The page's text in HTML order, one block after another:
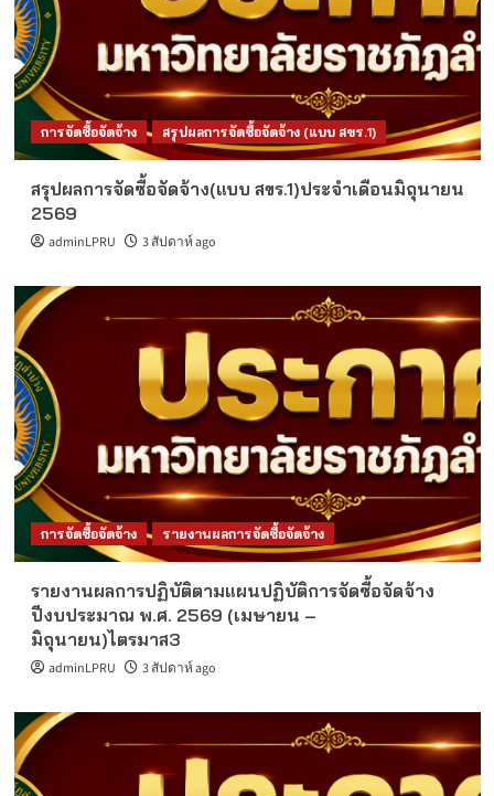
การจัดซื้อจัดจ้าง สรุปผลการจัดซื้อจัดจ้าง (แบบ สขร.1)
สรุปผลการจัดซื้อจัดจ้าง(แบบ สขร.1)ประจำเดือนมิถุนายน
2569
adminLPRU 3 สัปดาห์ ago
การจัดซื้อจัดจ้าง รายงานผลการจัดซื้อจัดจ้าง
รายงานผลการปฏิบัติตามแผนปฏิบัติการจัดซื้อจัดจ้าง
ปีงบประมาณ พ.ศ. 2569 (เมษายน –
มิถุนายน)ไตรมาส3
adminLPRU 3 สัปดาห์ ago